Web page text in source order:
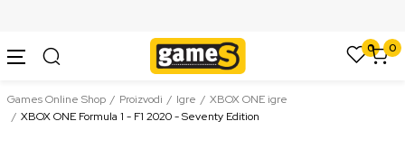
0 0
Games Online Shop Proizvodi Igre
XBOX ONE igre
XBOX ONE Formula 1 - F1 2020 - Seventy Edition